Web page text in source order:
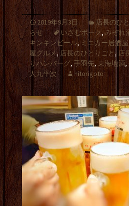
2019年9月3日
店長のひ
らせ
いさむポーク,みぞれ
キンキンビール, ミニカー居酒屋
屋グルメ , 店長のひとりごと , 店
りハンバーグ, 手羽先, 東海地酒,
人九平次
hitorigoto